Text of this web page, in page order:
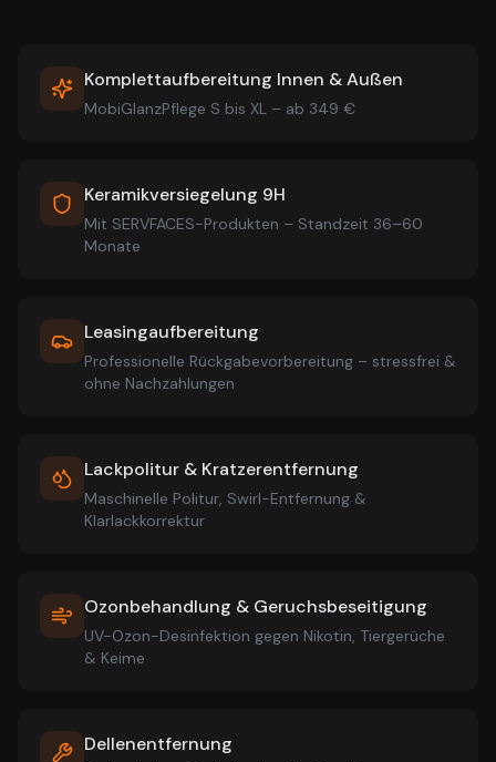
Komplettaufbereitung Innen & Außen
MobiGlanzPflege S bis XL – ab 349 €
Keramikversiegelung 9H
Mit SERVFACES-Produkten – Standzeit 36–60
Monate
Leasingaufbereitung
Professionelle Rückgabevorbereitung – stressfrei &
ohne Nachzahlungen
Lackpolitur & Kratzerentfernung
Maschinelle Politur, Swirl-Entfernung &
Klarlackkorrektur
Ozonbehandlung & Geruchsbeseitigung
UV-Ozon-Desinfektion gegen Nikotin, Tiergerüche
& Keime
Dellenentfernung